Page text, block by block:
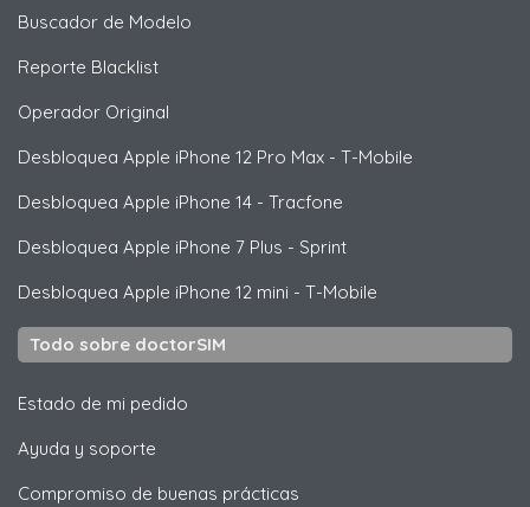
Buscador de Modelo
Reporte Blacklist
Operador Original
Desbloquea Apple iPhone 12 Pro Max - T-Mobile
Desbloquea Apple iPhone 14 - Tracfone
Desbloquea Apple iPhone 7 Plus - Sprint
Desbloquea Apple iPhone 12 mini - T-Mobile
Todo sobre doctorSIM
Estado de mi pedido
Ayuda y soporte
Compromiso de buenas prácticas